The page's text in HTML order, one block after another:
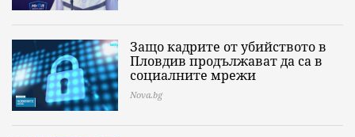
Защо кадрите от убийството в
Пловдив продължават да са в
социалните мрежи
Nova.bg